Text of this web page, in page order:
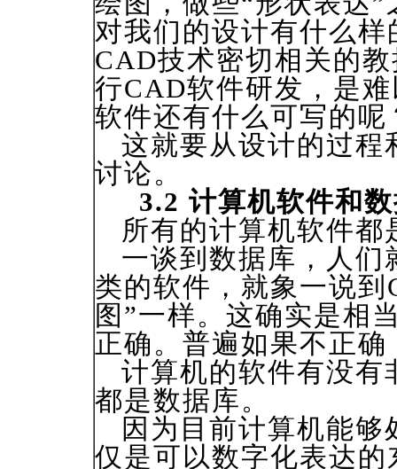
对我们的设计有什么
CAD技术密切相关的
行CAD软件研发，是
软件还有什么可写的
这就要从设计的过程
讨论。
3.2 计算机软件和
所有的计算机软件都
一谈到数据库，人们
类的软件，就象一说
图”一样。这确实是相
正确。普遍如果不正
计算机的软件有没有
都是数据库。
因为目前计算机能够
仅是可以数字化表达